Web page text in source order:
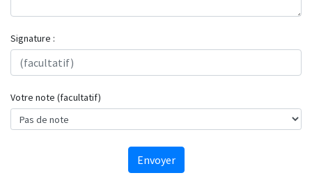
Signature :
Votre note (facultatif)
Envoyer